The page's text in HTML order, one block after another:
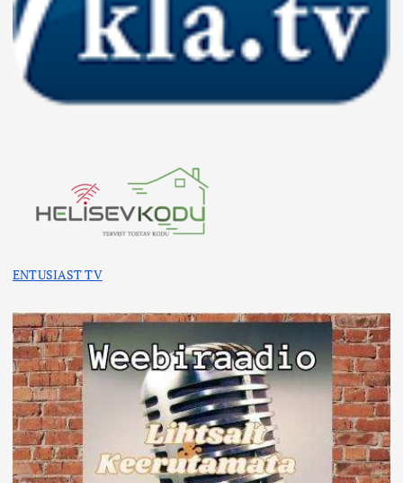
ENTUSIAST TV